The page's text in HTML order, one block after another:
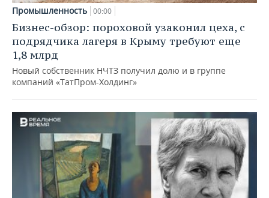
Промышленность 00:00
Бизнес-обзор: пороховой узаконил цеха, с
подрядчика лагеря в Крыму требуют еще
1,8 млрд
Новый собственник НЧТЗ получил долю и в группе
компаний «ТатПром-Холдинг»